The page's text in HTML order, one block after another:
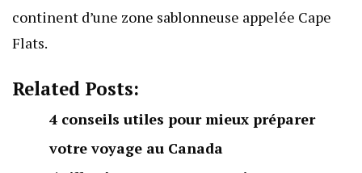
continent d’une zone sablonneuse appelée Cape
Flats.
Related Posts:
4 conseils utiles pour mieux préparer
votre voyage au Canada